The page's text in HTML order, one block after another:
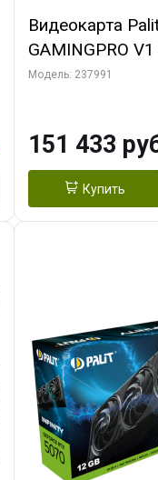
Видеокарта
GAMINGPRO
256bit 3xDP
Модель: 237991
151 433
Купить